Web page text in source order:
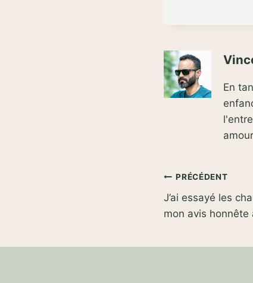
En
Navigation
de
PRÉCÉDENT
J’ai essayé les
mon avis